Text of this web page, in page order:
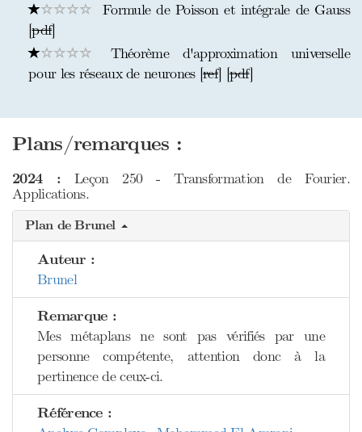
Formule de Poisson et intégrale de Gauss
[pdf]
Théorème d'approximation universelle
pour les réseaux de neurones [ref] [pdf]
Plans/remarques :
2024 : Leçon 250 - Transformation de Fourier.
Applications.
Plan de Brunel
Auteur :
Brunel
Remarque :
Mes métaplans ne sont pas vérifiés par une
personne compétente, attention donc à la
pertinence de ceux-ci.
Référence :